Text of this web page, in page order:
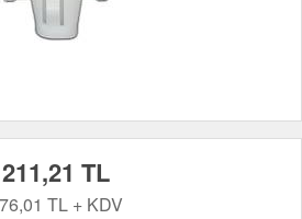
211,21 TL
TL + KDV